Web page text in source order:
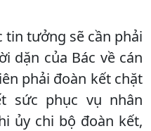
tin tưởng sẽ cần phải
dặn của Bác về cán
phải đoàn kết chặt
sức phục vụ nhân
ủy chi bộ đoàn kết,